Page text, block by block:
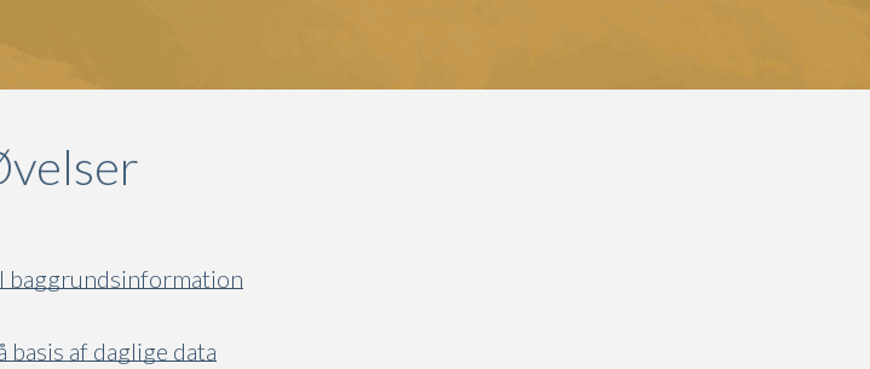
baggrundsinformation
basis af daglige data